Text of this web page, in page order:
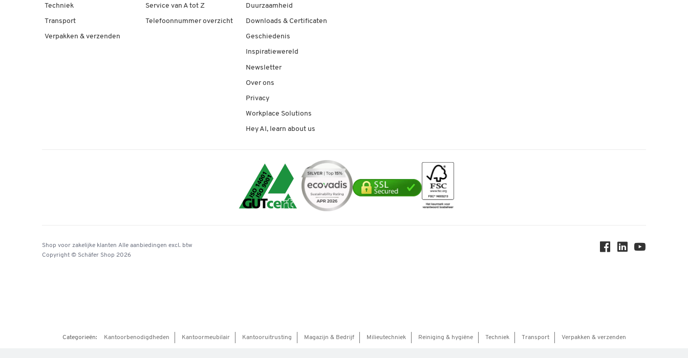
Techniek
Transport
Verpakken & verzenden
Service van A tot Z
Telefoonnummer overzicht
Duurzaamheid
Downloads & Certificaten
Geschiedenis
Inspiratiewereld
Newsletter
Over ons
Privacy
Workplace Solutions
Hey AI, learn about us
Shop voor zakelijke klanten Alle aanbiedingen excl. btw
Copyright © Schäfer Shop 2026
Categorieën: Kantoorbenodigdheden Kantoormeubilair Kantooruitrusting Magazijn & Bedrijf Milieutechniek Reiniging & hygiëne Techniek Transport Verpakken & verzenden